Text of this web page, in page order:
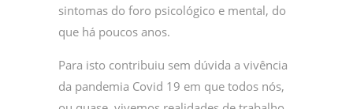
sintomas do foro psicológico e mental, do
que há poucos anos.
Para isto contribuiu sem dúvida a vivência
da pandemia Covid 19 em que todos nós,